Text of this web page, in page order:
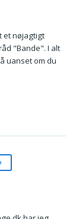
et nøjagtigt
"Bande". I alt
uanset om du